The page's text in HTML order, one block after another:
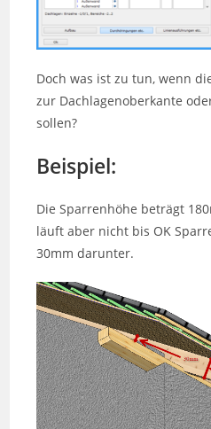
Doch was ist zu tun, wenn
zur Dachlagenoberkante
sollen?
Beispiel:
Die Sparrenhöhe beträgt
läuft aber nicht bis OK
30mm darunter.